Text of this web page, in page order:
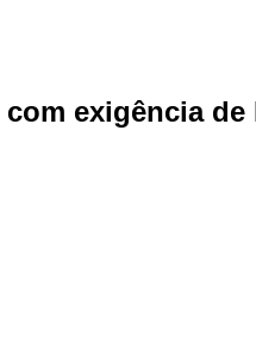
exigência